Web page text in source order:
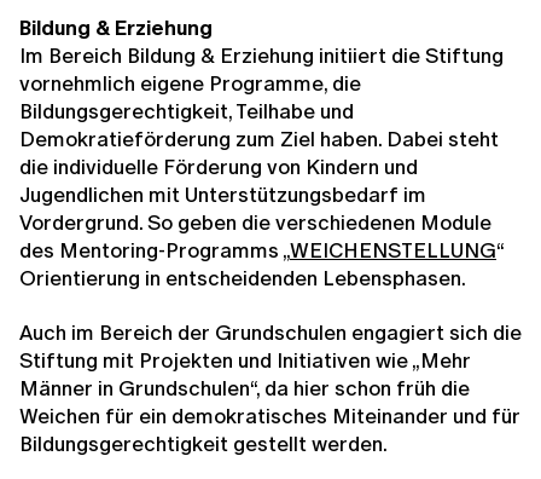
Bildung & Erziehung
Im Bereich Bildung & Erziehung initiiert die Stiftung
vornehmlich eigene Programme, die
Bildungsgerechtigkeit, Teilhabe und
Demokratieförderung zum Ziel haben. Dabei steht
die individuelle Förderung von Kindern und
Jugendlichen mit Unterstützungsbedarf im
Vordergrund. So geben die verschiedenen Module
des Mentoring-Programms „WEICHENSTELLUNG“
Orientierung in entscheidenden Lebensphasen.
Auch im Bereich der Grundschulen engagiert sich die
Stiftung mit Projekten und Initiativen wie „Mehr
Männer in Grundschulen“, da hier schon früh die
Weichen für ein demokratisches Miteinander und für
Bildungsgerechtigkeit gestellt werden.